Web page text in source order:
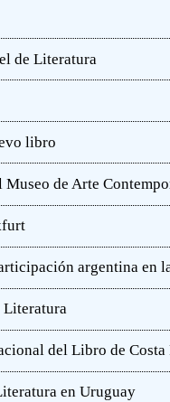
de Literatura
libro
de Arte
argentina en
Literatura
del Libro de Costa
en Uruguay